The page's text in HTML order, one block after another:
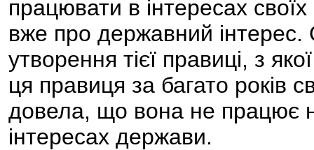
працювати в інтересах
вже про державний інтерес.
утворення тієї правиці, з
ця правиця за багато років
довела, що вона не працює
інтересах держави.